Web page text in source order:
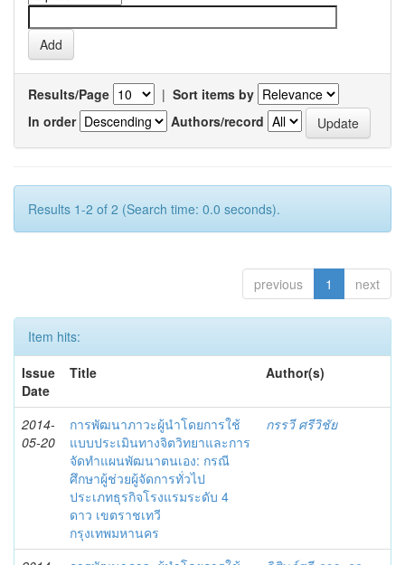
Results/Page | Sort items by
In order
Authors/record
Results 1-2 of 2 (Search time: 0.0 seconds).
previous 1 next
Item hits:
Issue
Date
Title Author(s)
2014-
05-20
การพัฒนาภาวะผู้นำโดยการใช้
แบบประเมินทางจิตวิทยาและการ
จัดทำแผนพัฒนาตนเอง: กรณี
ศึกษาผู้ช่วยผู้จัดการทั่วไป
ประเภทธุรกิจโรงแรมระดับ 4
ดาว เขตราชเทวี
กรุงเทพมหานคร
กรรวี ศรีวิชัย